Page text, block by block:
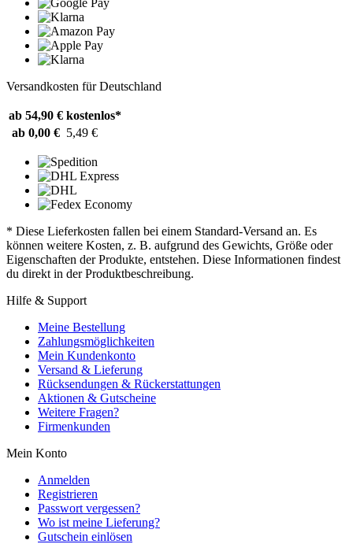
Versandkosten für Deutschland
ab 54,90 € kostenlos*
ab 0,00 € 5,49 €
* Diese Lieferkosten fallen bei einem Standard-Versand an. Es
können weitere Kosten, z. B. aufgrund des Gewichts, Größe oder
Eigenschaften der Produkte, entstehen. Diese Informationen findest
du direkt in der Produktbeschreibung.
Hilfe & Support
Meine Bestellung
Zahlungsmöglichkeiten
Mein Kundenkonto
Versand & Lieferung
Rücksendungen & Rückerstattungen
Aktionen & Gutscheine
Weitere Fragen?
Firmenkunden
Mein Konto
Anmelden
Registrieren
Passwort vergessen?
Wo ist meine Lieferung?
Gutschein einlösen